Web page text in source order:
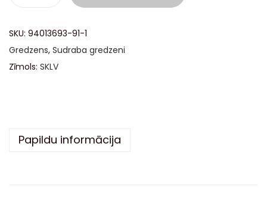
SKU: 94013693-91-1
Gredzens, Sudraba gredzeni
Zīmols: SKLV
Papildu informācija